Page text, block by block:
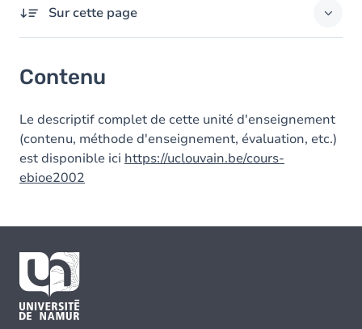
Sur cette page
Contenu
Le descriptif complet de cette unité d'enseignement
(contenu, méthode d'enseignement, évaluation, etc.)
est disponible ici https://uclouvain.be/cours-
ebioe2002